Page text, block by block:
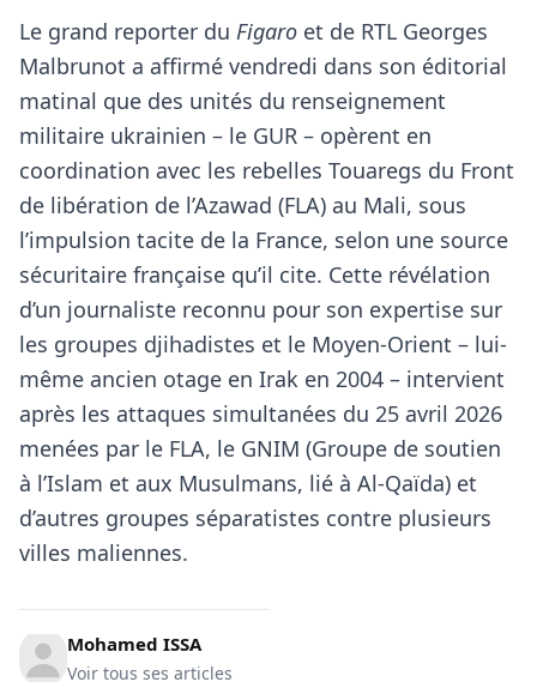
Le grand reporter du Figaro et de RTL Georges
Malbrunot a affirmé vendredi dans son éditorial
matinal que des unités du renseignement
militaire ukrainien – le GUR – opèrent en
coordination avec les rebelles Touaregs du Front
de libération de l’Azawad (FLA) au Mali, sous
l’impulsion tacite de la France, selon une source
sécuritaire française qu’il cite. Cette révélation
d’un journaliste reconnu pour son expertise sur
les groupes djihadistes et le Moyen-Orient – lui-
même ancien otage en Irak en 2004 – intervient
après les attaques simultanées du 25 avril 2026
menées par le FLA, le GNIM (Groupe de soutien
à l’Islam et aux Musulmans, lié à Al-Qaïda) et
d’autres groupes séparatistes contre plusieurs
villes maliennes.
Mohamed ISSA
Voir tous ses articles